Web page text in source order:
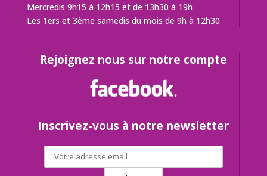
Mercredis 9h15 à 12h15 et de 13h30 à 19h
Les 1ers et 3ème samedis du mois de 9h à 12h30
Rejoignez nous sur notre compte
Inscrivez-vous à notre newsletter